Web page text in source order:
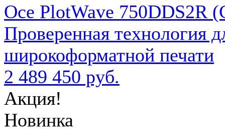
Oce PlotWave 750DDS2R
Проверенная технология
широкоформатной печати
2 489 450 руб.
Акция!
Новинка